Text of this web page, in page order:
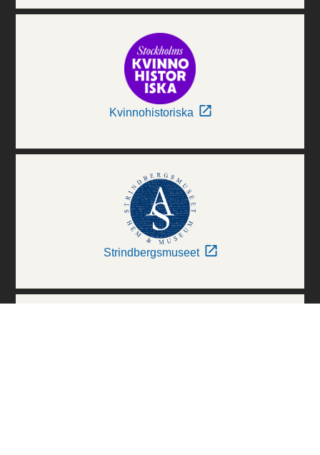
Kvinnohistoriska
Strindbergsmuseet